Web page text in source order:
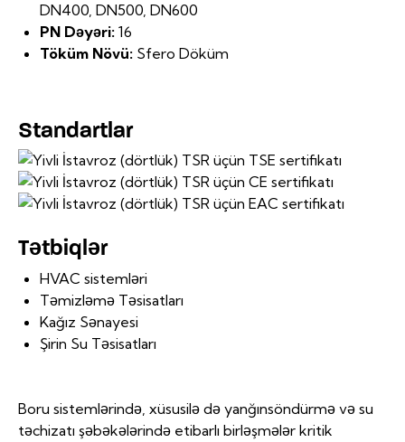
DN400, DN500, DN600
PN Dəyəri: 16
Töküm Növü: Sfero Döküm
Standartlar
Tətbiqlər
HVAC sistemləri
Təmizləmə Təsisatları
Kağız Sənayesi
Şirin Su Təsisatları
Boru sistemlərində, xüsusilə də yanğınsöndürmə və su
təchizatı şəbəkələrində etibarlı birləşmələr kritik